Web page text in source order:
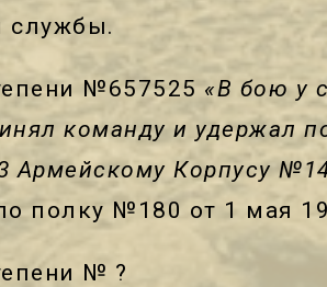
службы.
№657525 «В бою у
команду и удержал
Армейскому Корпусу
полку №180 от 1 мая
№ ?